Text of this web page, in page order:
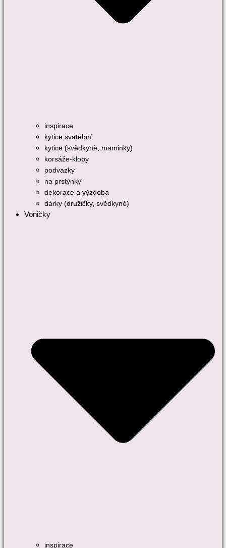
inspirace
kytice svatební
kytice (svědkyně, maminky)
korsáže-klopy
podvazky
na prstýnky
dekorace a výzdoba
dárky (družičky, svědkyně)
Voničky
inspirace